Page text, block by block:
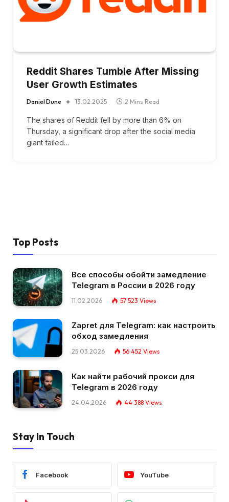
Reddit Shares Tumble After Missing
User Growth Estimates
Daniel Dune 13.02.2025 2 Mins Read
The shares of Reddit fell by more than 6% on
Thursday, a significant drop after the social media
giant failed…
Top Posts
Все способы обойти замедление
Telegram в России в 2026 году
11.02.2026 57 523 Views
Zapret для Telegram: как настроить
обход замедления
25.03.2026 56 452 Views
Как найти рабочий прокси для
Telegram в 2026 году
24.04.2026 44 388 Views
Stay In Touch
Facebook YouTube